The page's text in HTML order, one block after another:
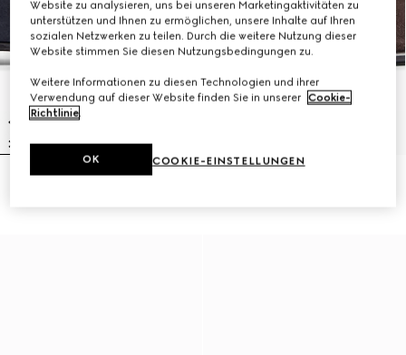
Website zu analysieren, uns bei unseren Marketingaktivitäten zu
unterstützen und Ihnen zu ermöglichen, unsere Inhalte auf Ihren
sozialen Netzwerken zu teilen. Durch die weitere Nutzung dieser
Website stimmen Sie diesen Nutzungsbedingungen zu.
Weitere Informationen zu diesen Technologien und ihrer
Verwendung auf dieser Website finden Sie in unserer Cookie-
Richtlinie.
COOKIE-EINSTELLUNGEN
OK